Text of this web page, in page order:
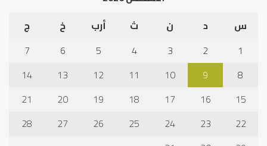
س
د ن ث أرب خ
ج
1
2
3
4
5
6
7
8
9
10
11
12
13
14
15
16
17
18
19
20
21
22
23
24
25
26
27
28